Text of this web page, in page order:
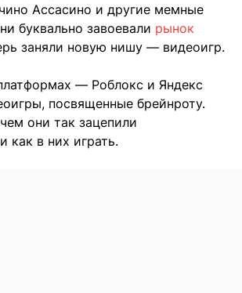
Ассасино и другие мемные
буквально завоевали рынок
заняли новую нишу — видеоигр.
— Роблокс и Яндекс
посвященные брейнроту.
они так зацепили
как в них играть.